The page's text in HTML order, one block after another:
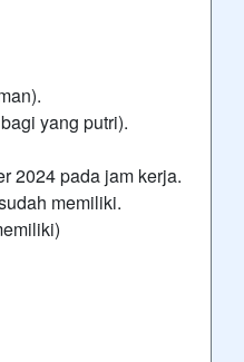
yang putri).
2024 pada jam kerja.
memiliki.